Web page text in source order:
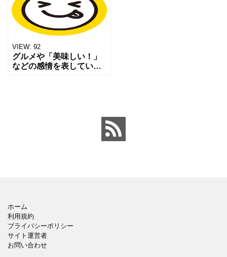
VIEW: 92
グルメや「美味しい！」
などの感情を表している
ホーム
利用規約
プライバシーポリシー
サイト運営者
お問い合わせ